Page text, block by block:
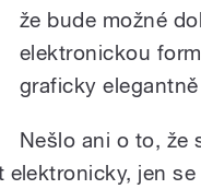
že bude možné
elektronickou
graficky
Nešlo ani o to, že
jen se